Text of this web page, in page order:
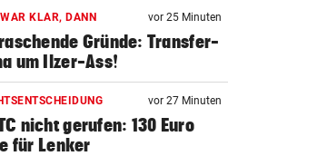
KLAR, DANN vor 25 Minuten
Gründe: Transfer-
um Ilzer-Ass!
vor 27 Minuten
nicht gerufen: 130 Euro
für Lenker